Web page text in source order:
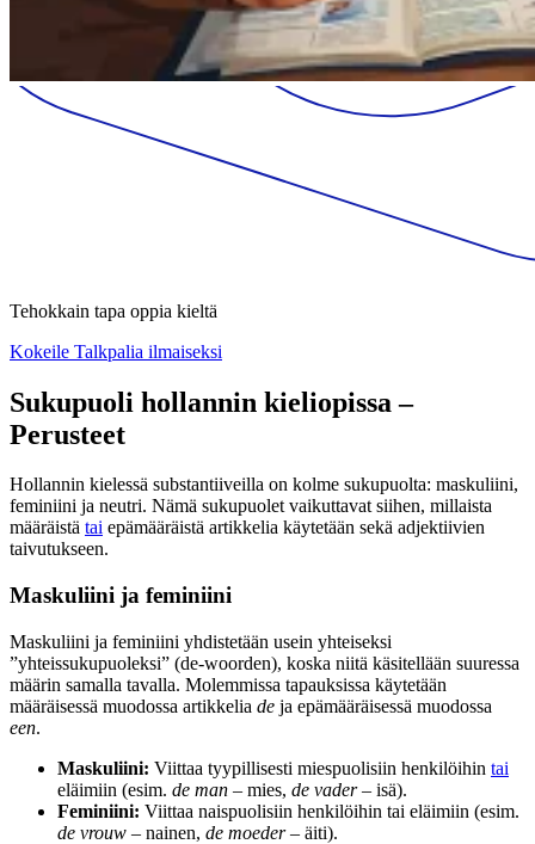
Tehokkain tapa oppia kieltä
Kokeile Talkpalia ilmaiseksi
Sukupuoli hollannin kieliopissa –
Perusteet
Hollannin kielessä substantiiveilla on kolme sukupuolta: maskuliini,
feminiini ja neutri. Nämä sukupuolet vaikuttavat siihen, millaista
määräistä tai epämääräistä artikkelia käytetään sekä adjektiivien
taivutukseen.
Maskuliini ja feminiini
Maskuliini ja feminiini yhdistetään usein yhteiseksi
”yhteissukupuoleksi” (de-woorden), koska niitä käsitellään suuressa
määrin samalla tavalla. Molemmissa tapauksissa käytetään
määräisessä muodossa artikkelia de ja epämääräisessä muodossa
een.
Maskuliini: Viittaa tyypillisesti miespuolisiin henkilöihin tai
eläimiin (esim. de man – mies, de vader– isä).
Feminiini: Viittaa naispuolisiin henkilöihin tai eläimiin (esim.
de vrouw – nainen, de moeder– äiti).